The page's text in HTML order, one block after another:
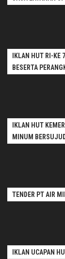
IKLAN HUT RI-KE
BESERTA
IKLAN HUT
MINUM
TENDER PT AIR
IKLAN UCAPAN